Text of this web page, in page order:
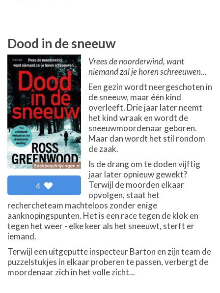
Dood in de sneeuw
4
Vrees de noorderwind, want
niemand zal je horen schreeuwen...
Een gezin wordt neergeschoten in
de sneeuw, maar één kind
overleeft. Drie jaar later neemt
het kind wraak en wordt de
sneeuwmoordenaar geboren.
Maar dan wordt het stil rondom
de zaak.
Is de drang om te doden vijftig
jaar later opnieuw gewekt?
Terwijl de moorden elkaar
opvolgen, staat het
rechercheteam machteloos zonder enige
aanknopingspunten. Het is een race tegen de klok en
tegen het weer - elke keer als het sneeuwt, sterft er
iemand.
Terwijl een uitgeputte inspecteur Barton en zijn team de
puzzelstukjes in elkaar proberen te passen, verbergt de
moordenaar zich in het volle zicht...